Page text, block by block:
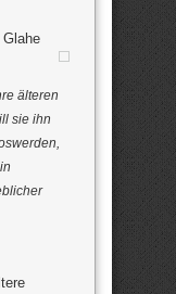
älteren
sie ihn